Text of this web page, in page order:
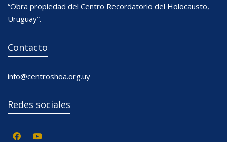
“Obra propiedad del Centro Recordatorio del Holocausto,
Uruguay”.
Contacto
info@centroshoa.org.uy
Redes sociales